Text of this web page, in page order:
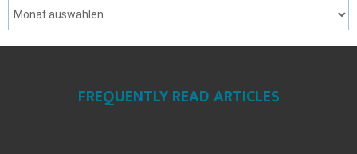
FREQUENTLY READ ARTICLES